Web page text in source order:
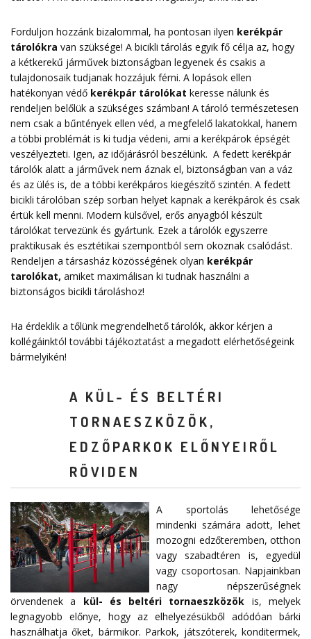
Forduljon hozzánk bizalommal, ha pontosan ilyen kerékpár
tárolókra van szüksége! A bicikli tárolás egyik fő célja az, hogy
a kétkerekű járművek biztonságban legyenek és csakis a
tulajdonosaik tudjanak hozzájuk férni. A lopások ellen
hatékonyan védő kerékpár tárolókat keresse nálunk és
rendeljen belőlük a szükséges számban! A tároló természetesen
nem csak a bűntények ellen véd, a megfelelő lakatokkal, hanem
a többi problémát is ki tudja védeni, ami a kerékpárok épségét
veszélyezteti. Igen, az időjárásról beszélünk. A fedett kerékpár
tárolók alatt a járművek nem áznak el, biztonságban van a váz
és az ülés is, de a többi kerékpáros kiegészítő szintén. A fedett
bicikli tárolóban szép sorban helyet kapnak a kerékpárok és csak
értük kell menni. Modern külsővel, erős anyagból készült
tárolókat tervezünk és gyártunk. Ezek a tárolók egyszerre
praktikusak és esztétikai szempontból sem okoznak csalódást.
Rendeljen a társasház közösségének olyan kerékpár
tarolókat, amiket maximálisan ki tudnak használni a
biztonságos bicikli tároláshoz!
Ha érdeklik a tőlünk megrendelhető tárolók, akkor kérjen a
kollégáinktól további tájékoztatást a megadott elérhetőségeink
bármelyikén!
A KÜL- ÉS BELTÉRI
TORNAESZKÖZÖK,
EDZŐPARKOK ELŐNYEIRŐL
RÖVIDEN
A sportolás lehetősége
mindenki számára adott, lehet
mozogni edzőteremben, otthon
vagy szabadtéren is, egyedül
vagy csoportosan. Napjainkban
nagy népszerűségnek
örvendenek a kül- és beltéri tornaeszközök is, melyek
legnagyobb előnye, hogy az elhelyezésükből adódóan bárki
használhatja őket, bármikor. Parkok, játszóterek, konditermek,